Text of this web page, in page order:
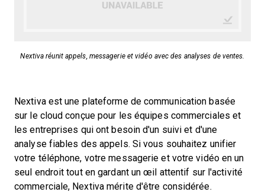
Nextiva réunit appels, messagerie et vidéo avec des analyses de ventes.
Nextiva est une plateforme de communication basée
sur le cloud conçue pour les équipes commerciales et
les entreprises qui ont besoin d'un suivi et d'une
analyse fiables des appels. Si vous souhaitez unifier
votre téléphone, votre messagerie et votre vidéo en un
seul endroit tout en gardant un œil attentif sur l'activité
commerciale, Nextiva mérite d'être considérée.